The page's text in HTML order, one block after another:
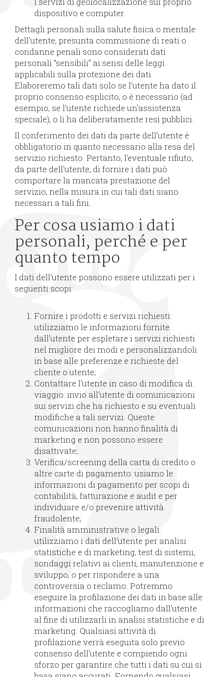
dispositivo e computer.
Dettagli personali sulla salute fisica o mentale
dell'utente, presunta commissione di reati o
condanne penali sono considerati dati
personali “sensibili” ai sensi delle leggi
applicabili sulla protezione dei dati.
Elaboreremo tali dati solo se l'utente ha dato il
proprio consenso esplicito, o è necessario (ad
esempio, se l'utente richiede un'assistenza
speciale), o li ha deliberatamente resi pubblici.
Il conferimento dei dati da parte dell’utente è
obbligatorio in quanto necessario alla resa del
servizio richiesto. Pertanto, l'eventuale rifiuto,
da parte dell'utente, di fornire i dati può
comportare la mancata prestazione del
servizio, nella misura in cui tali dati siano
necessari a tali fini.
Per cosa usiamo i dati
personali, perché e per
quanto tempo
I dati dell'utente possono essere utilizzati per i
seguenti scopi:
Fornire i prodotti e servizi richiesti:
utilizziamo le informazioni fornite
dall'utente per espletare i servizi richiesti
nel migliore dei modi e personalizzandoli
in base alle preferenze e richieste del
cliente o utente;
Contattare l'utente in caso di modifica di
viaggio: invio all'utente di comunicazioni
sui servizi che ha richiesto e su eventuali
modifiche a tali servizi. Queste
comunicazioni non hanno finalità di
marketing e non possono essere
disattivate;
Verifica/screening della carta di credito o
altre carte di pagamento: usiamo le
informazioni di pagamento per scopi di
contabilità, fatturazione e audit e per
individuare e/o prevenire attività
fraudolente;
Finalità amministrative o legali:
utilizziamo i dati dell'utente per analisi
statistiche e di marketing, test di sistemi,
sondaggi relativi ai clienti, manutenzione e
sviluppo, o per rispondere a una
controversia o reclamo. Potremmo
eseguire la profilazione dei dati in base alle
informazioni che raccogliamo dall'utente
al fine di utilizzarli in analisi statistiche e di
marketing. Qualsiasi attività di
profilazione verrà eseguita solo previo
consenso dell'utente e compiendo ogni
sforzo per garantire che tutti i dati su cui si